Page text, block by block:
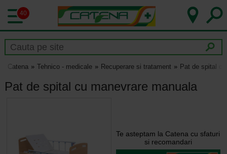
40
Catena Tehnico - medicale Recuperare si tratament Pat de spital
Pat de spital cu manevrare manuala
Te asteptam la Catena cu sfaturi
si recomandari